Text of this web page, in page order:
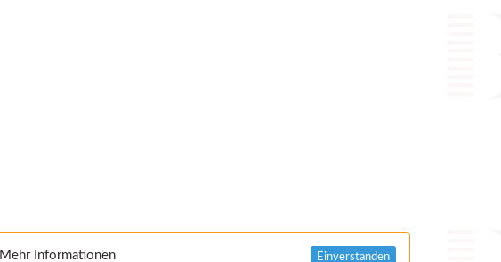
Mehr Informationen Einverstanden